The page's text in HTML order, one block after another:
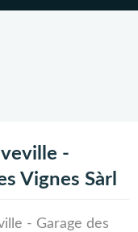
-
Vignes Sàrl
- Garage des